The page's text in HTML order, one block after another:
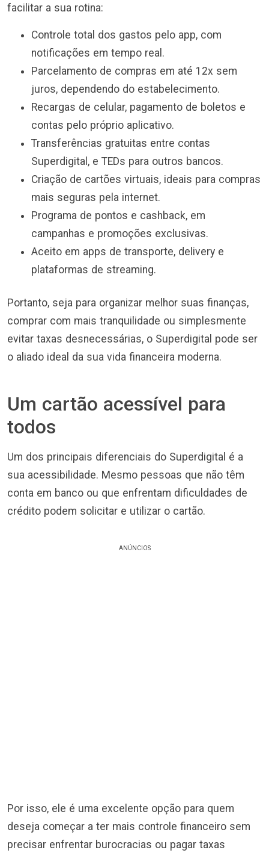
facilitar a sua rotina:
Controle total dos gastos pelo app, com
notificações em tempo real.
Parcelamento de compras em até 12x sem
juros, dependendo do estabelecimento.
Recargas de celular, pagamento de boletos e
contas pelo próprio aplicativo.
Transferências gratuitas entre contas
Superdigital, e TEDs para outros bancos.
Criação de cartões virtuais, ideais para compras
mais seguras pela internet.
Programa de pontos e cashback, em
campanhas e promoções exclusivas.
Aceito em apps de transporte, delivery e
plataformas de streaming.
Portanto, seja para organizar melhor suas finanças,
comprar com mais tranquilidade ou simplesmente
evitar taxas desnecessárias, o Superdigital pode ser
o aliado ideal da sua vida financeira moderna.
Um cartão acessível para
todos
Um dos principais diferenciais do Superdigital é a
sua acessibilidade. Mesmo pessoas que não têm
conta em banco ou que enfrentam dificuldades de
crédito podem solicitar e utilizar o cartão.
ANÚNCIOS
Por isso, ele é uma excelente opção para quem
deseja começar a ter mais controle financeiro sem
precisar enfrentar burocracias ou pagar taxas